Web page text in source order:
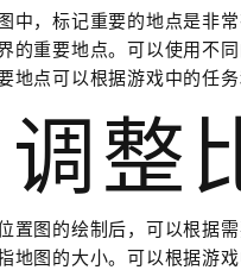
中，标记重要的地点是非
的重要地点。可以使用不
地点可以根据游戏中的任务
整
置图的绘制后，可以根据
地图的大小。可以根据游